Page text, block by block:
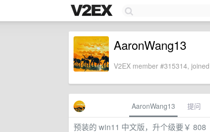
AaronWang13
V2EX member #315314,
AaronWang13 提问
预装的 win11 中文版，升个级要￥ 808